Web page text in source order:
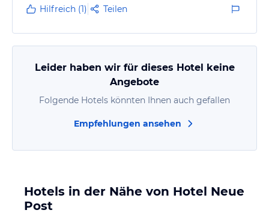
wahrscheinlich woanders hingefahren. Das könnte
gestalten.
Die Inhaberin war aber sehr freundlich. Das Zimmer
ist recht ansprechend…
Hilfreich (1) Teilen
Leider haben wir für dieses Hotel keine
Angebote
Folgende Hotels könnten Ihnen auch gefallen
Empfehlungen ansehen
Hotels in der Nähe von Hotel Neue
Post